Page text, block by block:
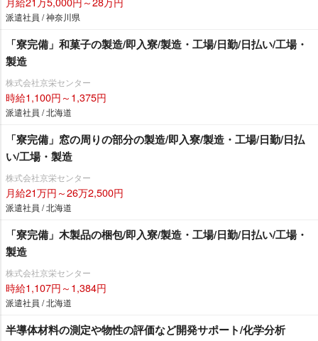
派遣社員 / 神奈川県
「寮完備」和菓子の製造/即入寮/製造・工場/日勤/日払い/工場・
製造
株式会社京栄センター
時給1,100円～1,375円
派遣社員 / 北海道
「寮完備」窓の周りの部分の製造/即入寮/製造・工場/日勤/日払
い/工場・製造
株式会社京栄センター
月給21万円～26万2,500円
派遣社員 / 北海道
「寮完備」木製品の梱包/即入寮/製造・工場/日勤/日払い/工場・
製造
株式会社京栄センター
時給1,107円～1,384円
派遣社員 / 北海道
半導体材料の測定や物性の評価など開発サポート/化学分析